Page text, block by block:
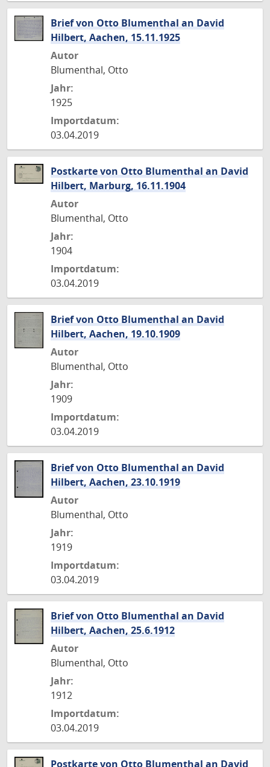
Brief von Otto Blumenthal an David
Hilbert, Aachen, 15.11.1925
Autor
Blumenthal, Otto
Jahr:
1925
Importdatum:
03.04.2019
Postkarte von Otto Blumenthal an David
Hilbert, Marburg, 16.11.1904
Autor
Blumenthal, Otto
Jahr:
1904
Importdatum:
03.04.2019
Brief von Otto Blumenthal an David
Hilbert, Aachen, 19.10.1909
Autor
Blumenthal, Otto
Jahr:
1909
Importdatum:
03.04.2019
Brief von Otto Blumenthal an David
Hilbert, Aachen, 23.10.1919
Autor
Blumenthal, Otto
Jahr:
1919
Importdatum:
03.04.2019
Brief von Otto Blumenthal an David
Hilbert, Aachen, 25.6.1912
Autor
Blumenthal, Otto
Jahr:
1912
Importdatum:
03.04.2019
Postkarte von Otto Blumenthal an David